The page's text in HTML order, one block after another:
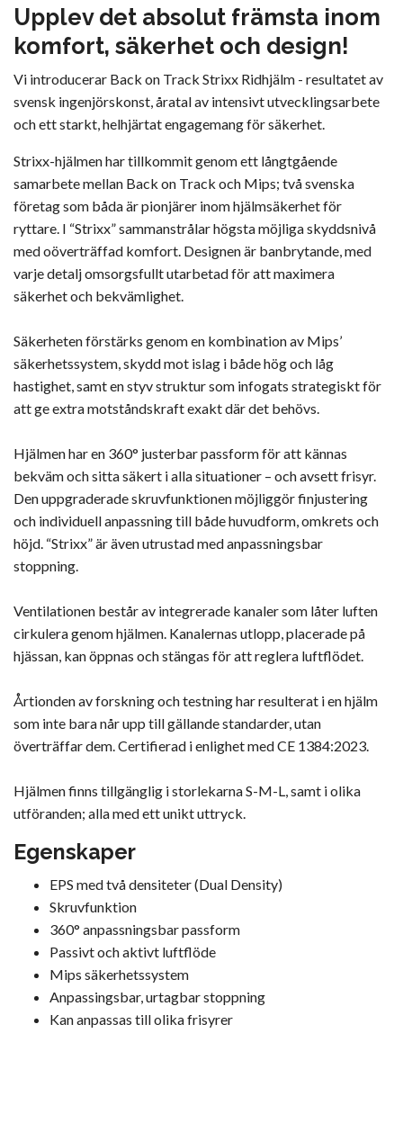
Upplev det absolut främsta inom
komfort, säkerhet och design!
Vi introducerar Back on Track Strixx Ridhjälm - resultatet av
svensk ingenjörskonst, åratal av intensivt utvecklingsarbete
och ett starkt, helhjärtat engagemang för säkerhet.
Strixx-hjälmen har tillkommit genom ett långtgående
samarbete mellan Back on Track och Mips; två svenska
företag som båda är pionjärer inom hjälmsäkerhet för
ryttare. I “Strixx” sammanstrålar högsta möjliga skyddsnivå
med oöverträffad komfort. Designen är banbrytande, med
varje detalj omsorgsfullt utarbetad för att maximera
säkerhet och bekvämlighet.
Säkerheten förstärks genom en kombination av Mips’
säkerhetssystem, skydd mot islag i både hög och låg
hastighet, samt en styv struktur som infogats strategiskt för
att ge extra motståndskraft exakt där det behövs.
Hjälmen har en 360° justerbar passform för att kännas
bekväm och sitta säkert i alla situationer – och avsett frisyr.
Den uppgraderade skruvfunktionen möjliggör finjustering
och individuell anpassning till både huvudform, omkrets och
höjd. “Strixx” är även utrustad med anpassningsbar
stoppning.
Ventilationen består av integrerade kanaler som låter luften
cirkulera genom hjälmen. Kanalernas utlopp, placerade på
hjässan, kan öppnas och stängas för att reglera luftflödet.
Årtionden av forskning och testning har resulterat i en hjälm
som inte bara når upp till gällande standarder, utan
överträffar dem. Certifierad i enlighet med CE 1384:2023.
Hjälmen finns tillgänglig i storlekarna S-M-L, samt i olika
utföranden; alla med ett unikt uttryck.
Egenskaper
EPS med två densiteter (Dual Density)
Skruvfunktion
360° anpassningsbar passform
Passivt och aktivt luftflöde
Mips säkerhetssystem
Anpassingsbar, urtagbar stoppning
Kan anpassas till olika frisyrer